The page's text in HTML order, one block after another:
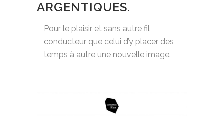
ARGENTIQUES.
Pour le plaisir et sans autre fil
conducteur que celui d’y placer des
temps à autre une nouvelle image.